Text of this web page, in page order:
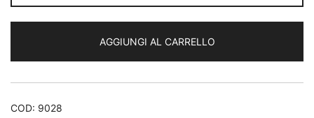
mg
AGGIUNGI AL CARRELLO
COD: 9028